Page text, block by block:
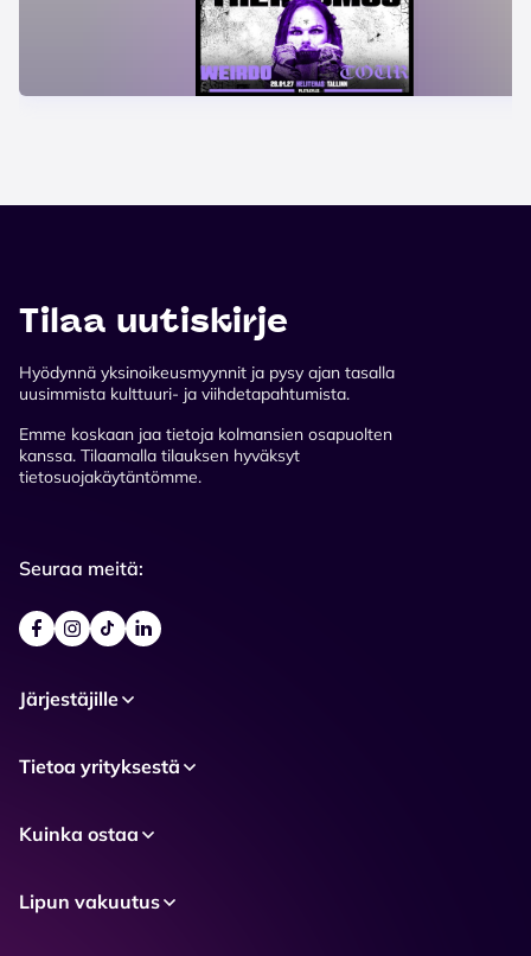
Tilaa uutiskirje
Hyödynnä yksinoikeusmyynnit ja pysy ajan tasalla
uusimmista kulttuuri- ja viihdetapahtumista.
Emme koskaan jaa tietoja kolmansien osapuolten
kanssa. Tilaamalla tilauksen hyväksyt
tietosuojakäytäntömme.
Seuraa meitä:
Järjestäjille
Tietoa yrityksestä
Kuinka ostaa
Lipun vakuutus